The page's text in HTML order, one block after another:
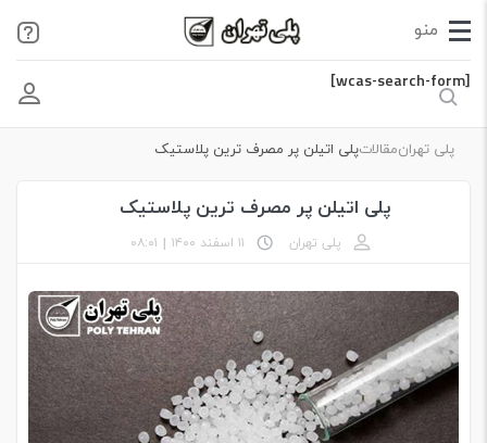
[wcas-search-form]
پلی تهرانمقالاتپلی اتیلن پر مصرف ترین پلاستیک
پلی اتیلن پر مصرف ترین پلاستیک
پلی تهران ۱۱ اسفند ۱۴۰۰ | ۰۸:۰۱